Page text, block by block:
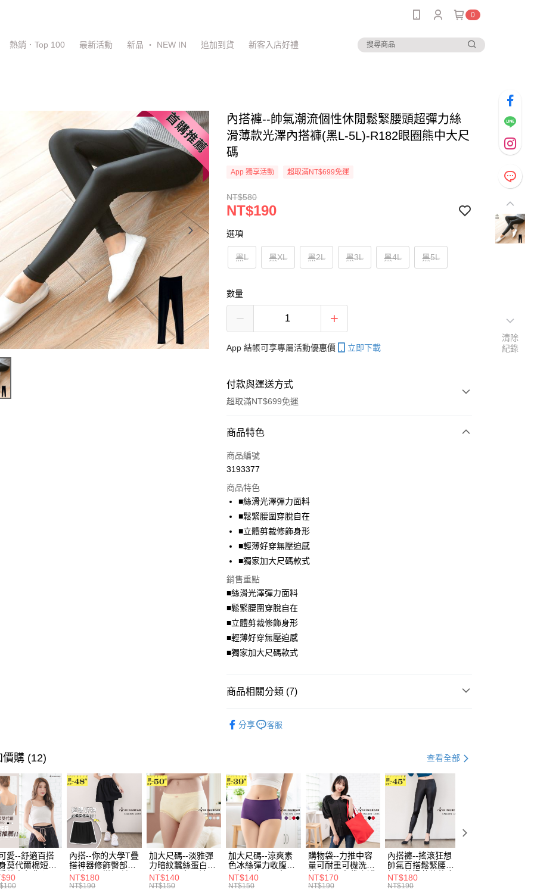
0
熱銷．Top 100 最新活動 新品 ‧ NEW IN 追加到貨 新客入店好禮
內搭褲--帥氣潮流個性休閒鬆緊腰頭超彈力絲
滑薄款光澤內搭褲(黑L-5L)-R182眼圈熊中大尺
碼
App 獨享活動 超取滿NT$699免運
NT$580
NT$190
選項
黑L 黑XL 黑2L 黑3L 黑4L 黑5L
數量
App 結帳可享專屬活動優惠價 立即下載
付款與運送方式
超取滿NT$699免運
付款方式
信用卡一次付款
LINE Pay
Apple Pay
街口支付
悠遊付
Google Pay
全盈+PAY
大哥付你分期
相關說明
【大哥付你分期使用說明】
流程，驗證手機門號後，選擇欲分期的期數、繳款截止日，確認付款後即
完成交易。
4.訂單成立30分鐘內，如未前往確認交易或遇審核未通過，訂單將自動取
消。如遇「轉專審核」未通過狀況，表示未達大哥付你分期系統評分，恕
1.分期款項不併入電信帳單，「大哥付你分期」於每月結算日後寄送繳費提
醒簡訊。
2.透過簡訊連結打開帳單後，可選擇「超商條碼／台灣大直營門市／銀行轉
帳／街口支付／iPASS MONEY」等通路繳費。
【注意事項】
1.本服務係由「台灣大哥大股份有限公司」（以下簡稱本公司）所提供，讓
用戶於交易時，得透過本服務購買商品或服務，並由商店將買賣／分期付
款買賣價金債權讓與本公司後，依約使用本公司帳單繳交帳款。
2.基於同意付款使用「大哥付你分期」之契約關係目的，商店將以您的個人
資料（包含姓名、電話或地址）提供予台灣大哥大進項蒐集、處理及利
用，由本公司與您本人進行分期帳單所需資料之確認、核對及更正。
3.完整用戶服務條款，請詳閱以下連結：
https://oppay.tw/userRule
【關於「AFTEE先享後付」】
１．簡單：不需註冊會員、不需綁卡、不需儲值。
１．於結帳方式選擇「AFTEE先享後付」後，將跳轉至「AFTEE先享後
付」結帳頁面，進行簡訊認證並確認金額後，即可完成結帳。
２．訂單成立數日內，您將收到繳費通知簡訊。
３．收到繳費通知簡訊後14天內，點擊此簡訊中的連結，可透過四大超商
／ATM／網路銀行／等多元方式進行付款，方視為交易完成。
※ 請注意：結帳手續完成當下不需立刻繳費，但若您需要取消訂單，請聯
絡購買商品的店家。未經商家同意取消之訂單仍視為有效，需透過AFTEE
先享後付繳納相關費用。
※ 交易是否成功請以「AFTEE先享後付 」之結帳頁面顯示為準，若有關於
是否繳費成功／繳費後需取消欲退款等相關疑問，請聯繫「AFTEE先享後
付客戶支援中心」
https://netprotections.freshdesk.com/support/home
ATM付款
每筆NT$70，滿NT$699(含以上)免運費
付款後全家取貨
每筆NT$70，滿NT$699(含以上)免運費
7-11取貨付款
每筆NT$70，滿NT$799(含以上)免運費
付款後7-11取貨
每筆NT$70，滿NT$699(含以上)免運費
商品特色
商品編號
3193377
商品特色
■絲滑光澤彈力面料
■鬆緊腰圍穿脫自在
■立體剪裁修飾身形
■輕薄好穿無壓迫感
■獨家加大尺碼款式
銷售重點
■絲滑光澤彈力面料
■鬆緊腰圍穿脫自在
■立體剪裁修飾身形
■輕薄好穿無壓迫感
■獨家加大尺碼款式
商品相關分類 (7)
身型限定．加大尺碼 最大尺碼．4L
身型限定．加大尺碼 最大尺碼．3L
🎀新客首購專區🎀
🌟✧ 追加到貨｜現貨販售中 ✧ 05/20熱銷到貨
分享 客服
價購 (12) 查看全部
愛--舒適百搭
莫代爾棉短版
帶素色背心
黑.灰L-2L)-
內搭--你的大學T疊
搭神器修飾臀部下
擺萬用內搭裙/遮臀
裙(黑2L-6L)-Q155
NT$180
NT$190
加大尺碼--淡雅彈
力暗紋蠶絲蛋白無
痕蕾絲三角內褲
(白.粉.藍.黃XL-
NT$140
NT$150
加大尺碼--涼爽素
色冰絲彈力收腹提
臀無痕中腰三角內
褲(黑.紅.粉.紫L-
NT$140
NT$150
購物袋--力推中容
量可耐重可機洗烘
乾環保帆布袋/側背
包(黑.紅.米F)-
NT$170
NT$190
內搭褲--搖滾狂想
帥氣百搭鬆緊腰頭
超彈絲滑薄款仿皮
褲(黑XL-6L)-R179
NT$180
NT$190
清除
紀錄